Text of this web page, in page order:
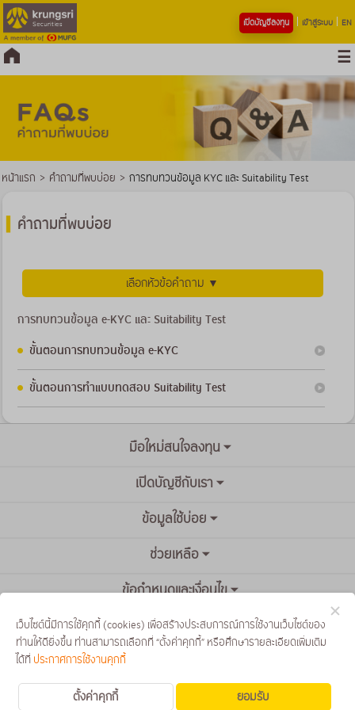
เปิดบัญชีลงทุน เข้าสู่ระบบ EN
หน้าแรก > คำถามที่พบบ่อย > การทบทวนข้อมูล KYC และ Suitability Test
คำถามที่พบบ่อย
เลือกหัวข้อคำถาม ▼
การทบทวนข้อมูล e-KYC และ Suitability Test
ขั้นตอนการทบทวนข้อมูล e-KYC
ขั้นตอนการทำแบบทดสอบ Suitability Test
มือใหม่สนใจลงทุน
เปิดบัญชีกับเรา
ข้อมูลใช้บ่อย
ช่วยเหลือ
ข้อกำหนดและเงื่อนไข
เว็บไซต์นี้มีการใช้คุกกี้ (cookies) เพื่อสร้างประสบการณ์การใช้งานเว็บไซต์ของ
ท่านให้ดียิ่งขึ้น ท่านสามารถเลือกที่ “ตั้งค่าคุกกี้” หรือศึกษารายละเอียดเพิ่มเติม
ได้ที่ ประกาศการใช้งานคุกกี้
ตั้งค่าคุกกี้ ยอมรับ